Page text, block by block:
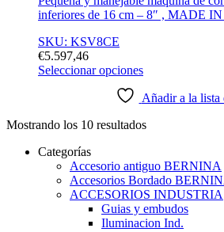
inferiores de 16 cm – 8″ , MADE
SKU: KSV8CE
€5.597,46
Seleccionar opciones
múltiples
Las
opciones
pueden
Añadir a la lista
Mostrando los 10 resultados
Categorías
Accesorio antiguo BERNINA
Accesorios Bordado
ACCESORIOS INDUSTRIA
Guias y embudos
Iluminacion Ind.